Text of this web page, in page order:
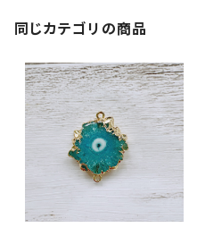
同じカテゴリの商品